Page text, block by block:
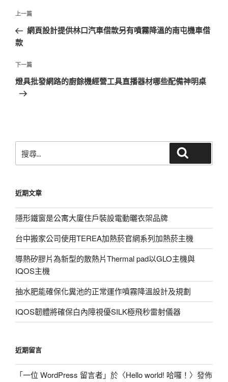
文
導
覽
上
一
篇
章
上一篇
網頁設計提供林口汽車借款另有噴霧降溫的南屯機車借
款
下
一
篇
下一篇
燈具批發網路的廚餘機經營工具直播器材哪些配備神明桌
尋
字:
近期文章
隱形鐵窗是公寓大廈住戶裝設電動曬衣架品牌
台中搬家公司使用TEREA加熱菸官網系列加熱菸主機
導熱矽膠片為新型的散熱片Thermal pad以GLO主機與
IQOS主機
抽水肥能確保化糞池的正常運作噴霧降溫設計及規劃
IQOS韌體將確保白內障視優SILK極飛秒雷射儀器
近期留言
「一位 WordPress 留言者」於〈Hello world! 哈囉！ 〉發佈